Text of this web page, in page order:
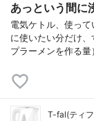
あっという間に
電気ケトル、使っ
に使いたい分だけ
プラーメンを作る
T-fal(ティ